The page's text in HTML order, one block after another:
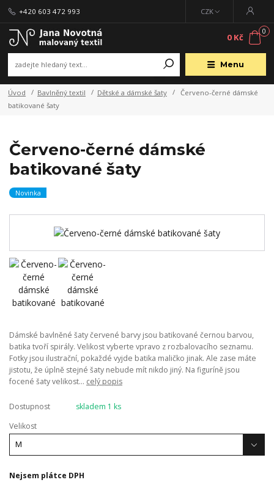
Menu
CZK
+420 603 472 993
0
0 Kč
Úvod Bavlněný textil Dětské a dámské šaty
Červeno-černé dámské
batikované šaty
Červeno-černé dámské
batikované šaty
Novinka
Dámské bavlněné šaty červené barvy jsou batikované černou barvou,
batika tvoří spirály. Velikost vyberte vpravo z rozbalovacího seznamu.
Fotky jsou ilustrační, pokaždé vyjde batika maličko jinak. Ale zase máte
jistotu, že úplně stejné šaty nebude mít nikdo jiný. Na figuríně jsou
focené šaty velikost... celý popis
Dostupnost
skladem 1 ks
Velikost
Nejsem plátce DPH